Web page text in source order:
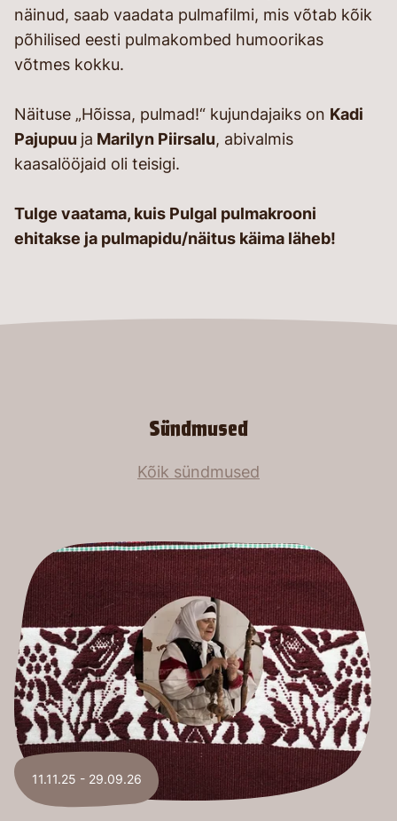
näinud, saab vaadata pulmafilmi, mis võtab kõik
põhilised eesti pulmakombed humoorikas
võtmes kokku.
Näituse „Hõissa, pulmad!“ kujundajaiks on Kadi
Pajupuu ja Marilyn Piirsalu, abivalmis
kaasalööjaid oli teisigi.
Tulge vaatama, kuis Pulgal pulmakrooni
ehitakse ja pulmapidu/näitus käima läheb!
Sündmused
Kõik sündmused
11.11.25 - 29.09.26